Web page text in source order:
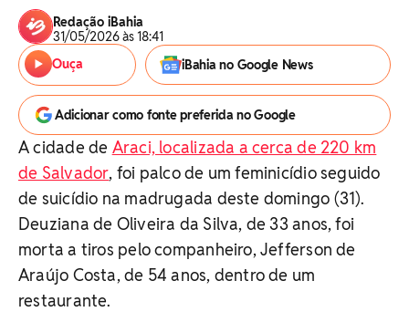
Redação iBahia
31/05/2026 às 18:41
Ouça
iBahia no Google News
Adicionar como fonte preferida no Google
A cidade de Araci, localizada a cerca de 220 km
de Salvador, foi palco de um feminicídio seguido
de suicídio na madrugada deste domingo (31).
Deuziana de Oliveira da Silva, de 33 anos, foi
morta a tiros pelo companheiro, Jefferson de
Araújo Costa, de 54 anos, dentro de um
restaurante.